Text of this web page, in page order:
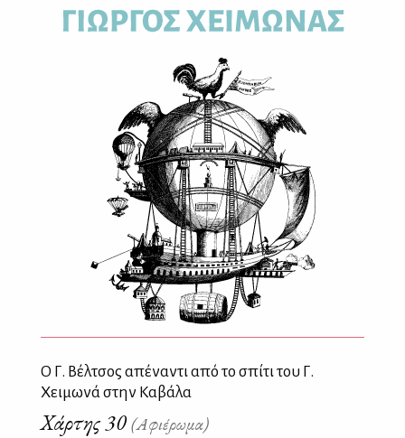
Ο Γ. Βέλτσος απέναντι από το σπίτι του Γ.
Χειμωνά στην Καβάλα
Χάρτης 30(Αφιέρωμα)